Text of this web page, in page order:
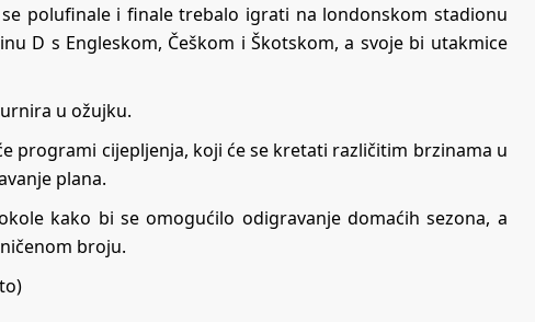
polufinale i finale trebalo igrati na londonskom stadionu
D s Engleskom, Češkom i Škotskom, a svoje bi utakmice
u ožujku.
programi cijepljenja, koji će se kretati različitim brzinama u
plana.
kako bi se omogućilo odigravanje domaćih sezona, a
broju.